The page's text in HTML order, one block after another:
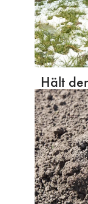
Hält